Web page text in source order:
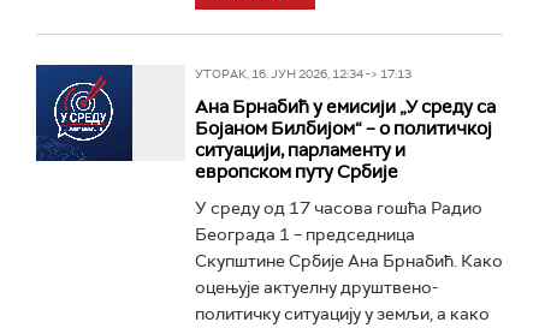
УТОРАК, 16. ЈУН 2026, 12:34 -> 17:13
Ана Брнабић у емисији „У среду са
Бојаном Билбијом“ – о политичкој
ситуацији, парламенту и
европском путу Србије
У среду од 17 часова гошћа Радио
Београда 1 – председница
Скупштине Србије Ана Брнабић. Како
оцењује актуелну друштвено-
политичку ситуацију у земљи, а како